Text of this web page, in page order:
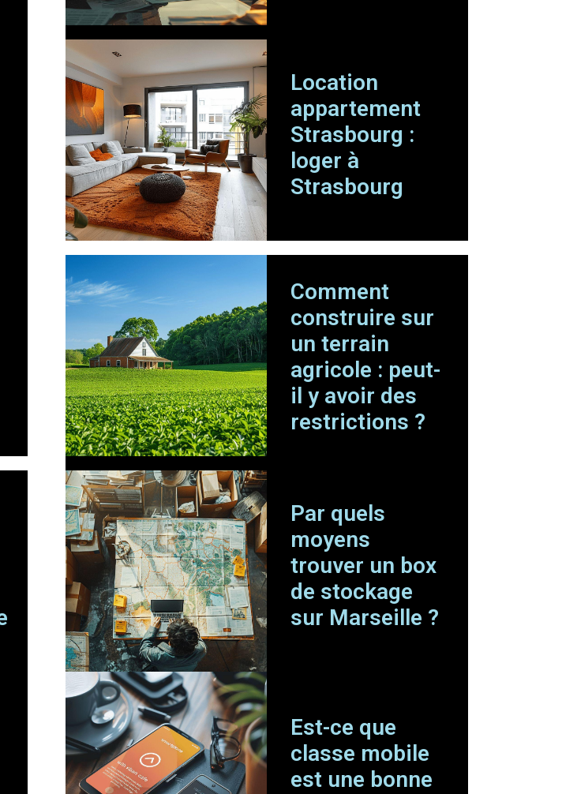
Location
appartement
Strasbourg :
loger à
Strasbourg
Comment
construire sur
un terrain
agricole : peut-
il y avoir des
restrictions ?
Par quels
moyens
trouver un box
de stockage
sur Marseille ?
Est-ce que
classe mobile
est une bonne